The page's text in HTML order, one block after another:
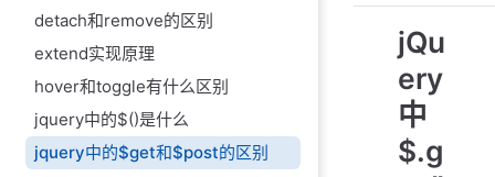
detach和remove的区别
extend实现原理
hover和toggle有什么区别
jquery中的$()是什么
jquery中的$get和$post的区别
jQu
ery
中
$.g